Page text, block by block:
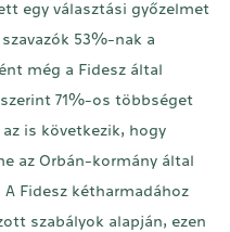
egy választási győzelmet
53%-nak a
még a Fidesz által
71%-os többséget
is következik, hogy
az Orbán-kormány által
Fidesz kétharmadához
szabályok alapján, ezen